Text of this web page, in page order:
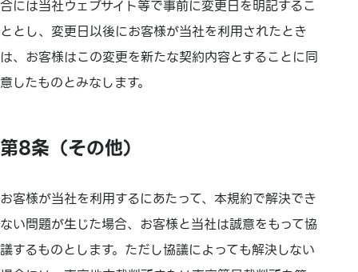
合には当社ウェブサイト等で事前に変更日を明記するこ
ととし、変更日以後にお客様が当社を利用されたとき
は、お客様はこの変更を新たな契約内容とすることに同
意したものとみなします。
第8条（その他）
お客様が当社を利用するにあたって、本規約で解決でき
ない問題が生じた場合、お客様と当社は誠意をもって協
議するものとします。ただし協議によっても解決しない